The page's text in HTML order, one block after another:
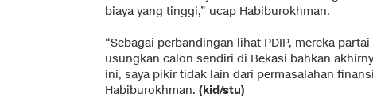
biaya yang tinggi,” ucap Habiburokhman.
“Sebagai perbandingan lihat PDIP, mereka
usungkan calon sendiri di Bekasi bahkan
ini, saya pikir tidak lain dari permasalahan
Habiburokhman. (kid/stu)